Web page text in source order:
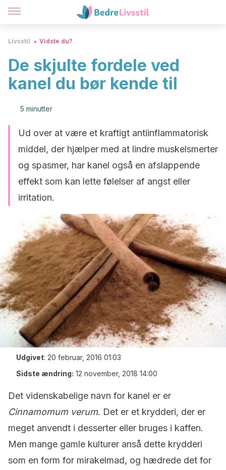
Livsstil Vidste du?
De skjulte fordele ved
kanel du bør kende til
5 minutter
Ud over at være et kraftigt antiinflammatorisk
middel, der hjælper med at lindre muskelsmerter
og spasmer, har kanel også en afslappende
effekt som kan lette følelser af angst eller
irritation.
Udgivet: 20 februar, 2016 01:03
Sidste ændring: 12 november, 2018 14:00
Det videnskabelige navn for kanel er er
Cinnamomum verum. Det er et krydderi, der er
meget anvendt i desserter eller bruges i kaffen.
Men mange gamle kulturer anså dette krydderi
som en form for mirakelmad, og hædrede det for